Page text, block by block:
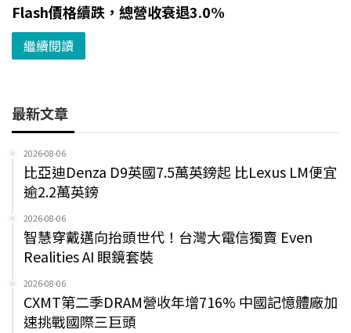
Flash價格續跌，總營收衰退3.0%
繼續閱讀
最新文章
2026-08-06
比亞迪Denza D9英國7.5萬英鎊起 比Lexus LM便宜
逾2.2萬英鎊
2026-08-06
智慧穿戴邁向抬頭世代！台灣大電信獨賣 Even
Realities AI 眼鏡套裝
2026-08-06
CXMT第二季DRAM營收年增716% 中國記憶體廠加
速挑戰國際三巨頭